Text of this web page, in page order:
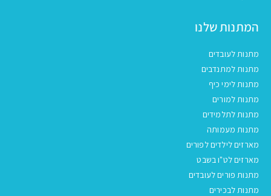
המתנות שלנו
מתנות לעובדים
מתנות למתנדבים
מתנות לימי כיף
מתנות למורים
מתנות לתלמידים
מתנות מעמותה
מארזים לילדים לפורים
מארזים לט"ו בשבט
מתנות פורים לעובדים
מתנות לבכירים